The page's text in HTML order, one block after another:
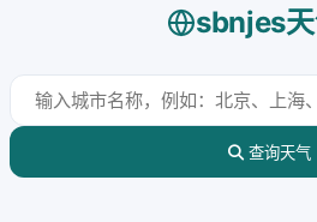
sbnjes天
查询天气